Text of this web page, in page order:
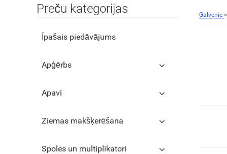
Galvenie »
Preču kategorijas
Īpašais piedāvājums
Apģērbs
Apavi
Ziemas makšķerēšana
Spoles un multiplikatori